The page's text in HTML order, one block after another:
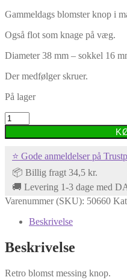
Gammeldags blomster knop i
Også flot som knage på væg.
Diameter 38 mm – sokkel 16
Der medfølger skruer.
På lager
Chamerende
messing
knop
80'erne
antal
⭐ Gode anmeldelser på
📦 Billig fragt 34,5 kr.
🚚 Levering 1-3 dage med
Varenummer (SKU): 50660
Beskrivelse
Beskrivelse
Retro blomst messing knop.